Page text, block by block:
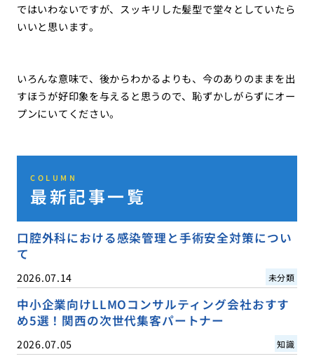
ではいわないですが、スッキリした髪型で堂々としていたら
いいと思います。
いろんな意味で、後からわかるよりも、今のありのままを出
すほうが好印象を与えると思うので、恥ずかしがらずにオー
プンにいてください。
COLUMN
最新記事一覧
口腔外科における感染管理と手術安全対策につい
て
2026.07.14 未分類
中小企業向けLLMOコンサルティング会社おすす
め5選！関西の次世代集客パートナー
2026.07.05 知識